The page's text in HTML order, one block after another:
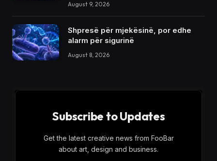
August 9, 2026
Shpresë për mjekësinë, por edhe
alarm për sigurinë
August 8, 2026
Subscribe to Updates
Get the latest creative news from FooBar
about art, design and business.